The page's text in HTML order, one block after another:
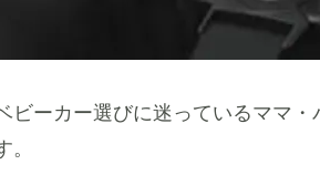
ビーカー選びに迷っているママ